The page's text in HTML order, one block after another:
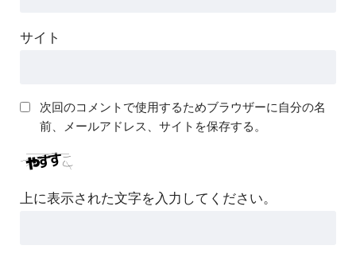
サイト
次回のコメントで使用するためブラウザーに自分の名
前、メールアドレス、サイトを保存する。
上に表示された文字を入力してください。